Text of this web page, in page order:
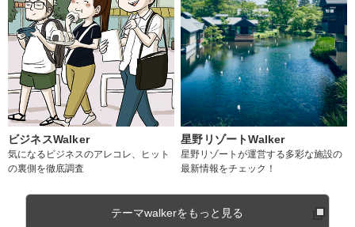
ビジネスWalker
気になるビジネスのアレコレ、ヒット
の裏側を徹底調査
星野リゾートWalker
星野リゾートが運営する多彩な施設の
最新情報をチェック！
テーマwalkerをもっと見る